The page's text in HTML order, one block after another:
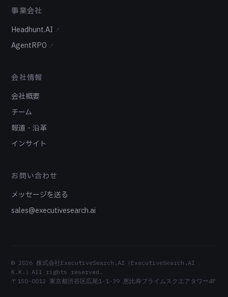
事業会社
Headhunt.AI
↗
AgentRPO ↗
会社情報
会社概要
チーム
報道・沿革
インサイト
お問い合わせ
メッセージを送る
sales@executivesearch.ai
© 2026 株式会社ExecutiveSearch.AI（ExecutiveSearch.AI
K.K.）All rights reserved.
〒150-0012 東京都渋谷区広尾1-1-39 恵比寿プライムスクエアタワー4F